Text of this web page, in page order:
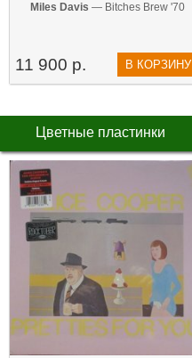
Miles Davis — Bitches Brew '70
11 900 р. В КОРЗИНУ
Цветные пластинки